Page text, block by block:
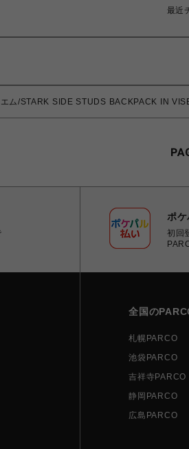
最近
ム/STARK SIDE STUDS BACKPACK IN
ポ
初回
全国の
札幌PARCO
池袋PARCO
吉祥寺PARCO
静岡PARCO
広島PARCO